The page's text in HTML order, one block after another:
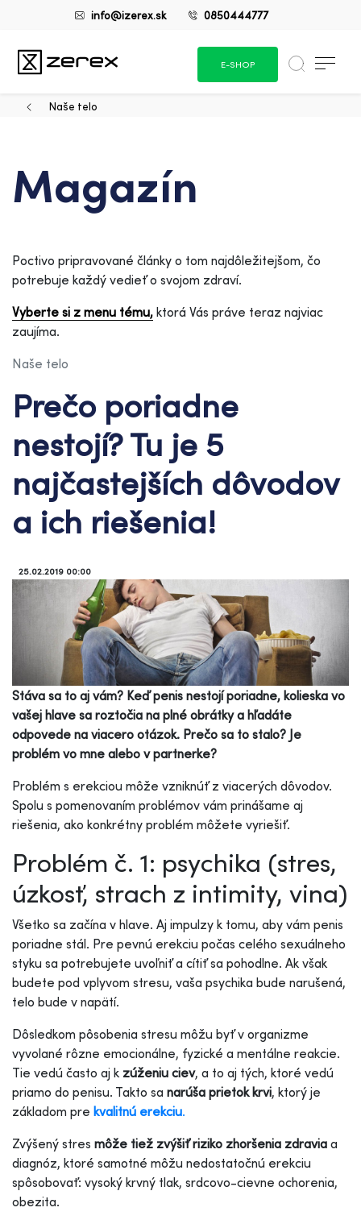
info@izerex.sk 0850444777
E-SHOP
Naše telo
Magazín
Poctivo pripravované články o tom najdôležitejšom, čo
potrebuje každý vedieť o svojom zdraví.
Vyberte si z menu tému, ktorá Vás práve teraz najviac
zaujíma.
Naše telo
Prečo poriadne
nestojí? Tu je 5
najčastejších dôvodov
a ich riešenia!
25.02.2019 00:00
Stáva sa to aj vám? Keď penis nestojí poriadne, kolieska vo
vašej hlave sa roztočia na plné obrátky a hľadáte
odpovede na viacero otázok. Prečo sa to stalo? Je
problém vo mne alebo v partnerke?
Problém s erekciou môže vzniknúť z viacerých dôvodov.
Spolu s pomenovaním problémov vám prinášame aj
riešenia, ako konkrétny problém môžete vyriešiť.
Problém č. 1: psychika (stres,
úzkosť, strach z intimity, vina)
Všetko sa začína v hlave. Aj impulzy k tomu, aby vám penis
poriadne stál. Pre pevnú erekciu počas celého sexuálneho
styku sa potrebujete uvoľniť a cítiť sa pohodlne. Ak však
budete pod vplyvom stresu, vaša psychika bude narušená,
telo bude v napätí.
Dôsledkom pôsobenia stresu môžu byť v organizme
vyvolané rôzne emocionálne, fyzické a mentálne reakcie.
Tie vedú často aj k zúženiu ciev, a to aj tých, ktoré vedú
priamo do penisu. Takto sa narúša prietok krvi, ktorý je
základom pre kvalitnú erekciu.
Zvýšený stres môže tiež zvýšiť riziko zhoršenia zdravia a
diagnóz, ktoré samotné môžu nedostatočnú erekciu
spôsobovať: vysoký krvný tlak, srdcovo-cievne ochorenia,
obezita.